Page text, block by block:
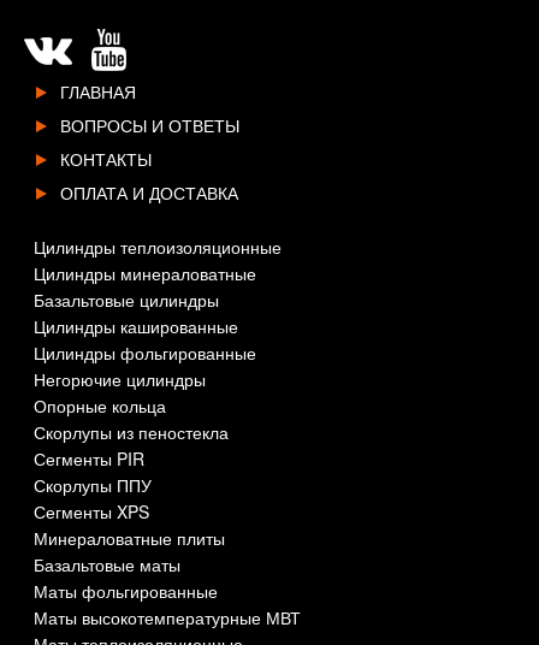
ГЛАВНАЯ
ВОПРОСЫ И ОТВЕТЫ
КОНТАКТЫ
ОПЛАТА И ДОСТАВКА
Цилиндры теплоизоляционные
Цилиндры минераловатные
Базальтовые цилиндры
Цилиндры кашированные
Цилиндры фольгированные
Негорючие цилиндры
Опорные кольца
Скорлупы из пеностекла
Сегменты PIR
Скорлупы ППУ
Сегменты XPS
Минераловатные плиты
Базальтовые маты
Маты фольгированные
Маты высокотемпературные МВТ